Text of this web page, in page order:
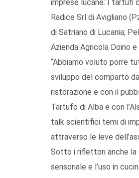
imprese lucane: I tartufi
Radice Srl di Avigliano
di Satriano di Lucania;
Azienda Agricola Doino
“Abbiamo voluto porre
sviluppo del comparto
ristorazione e con il
Tartufo di Alba e con
talk scientifici temi di
attraverso le leve
Sotto i riflettori anche la
sensoriale e l’uso in